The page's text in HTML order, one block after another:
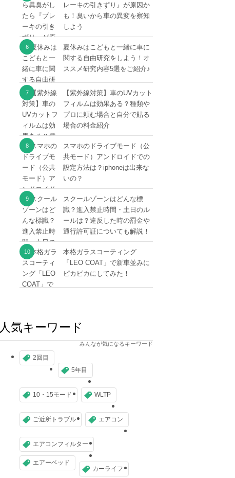
レーキの引きずり』が原因か
も！臭いから車の異変を察知
しよう
夏休みはこどもと一緒に車に
関する自由研究をしよう！オ
ススメ研究内容5選をご紹介♪
【紫外線対策】車のUVカット
フィルムは効果ある？種類や
プロに頼む場合と自分で貼る
場合の料金紹介
スマホのドライブモード（公
共モード）アンドロイドでの
設定方法は？iphoneは出来な
いの？
スクールゾーンはどんな標
識？進入禁止時間・土日のル
ールは？違反した時の罰金や
通行許可証についても解説！
本格ガラスコーティング
「LEO COAT」で新車並みに
ピカピカにしてみた！
人気キーワード
みんなが気になるキーワード
2回目
5年目
10・15モード WLTP
ご近所トラブル エアコン
エアコンフィルター
エアーベッド
カーライフ